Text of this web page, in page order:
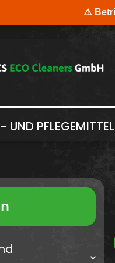
UND PFLEGEMITTEL